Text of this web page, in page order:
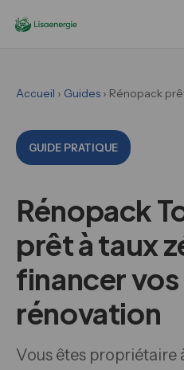
Accueil › Guides › Rénopack
GUIDE PRATIQUE
Rénopack
prêt à taux
financer
rénovation
Vous êtes propriétaire